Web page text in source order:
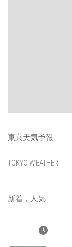
東京天気予報
TOKYO WEATHER
新着，人気